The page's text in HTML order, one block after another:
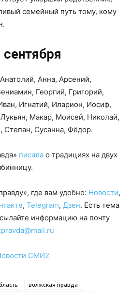
семейный путь тому, кому
Анна, Арсений,
Георгий, Григорий,
Игнатий, Иларион, Иосиф,
Макар, Моисей, Николай,
Степан, Сусанна, Фёдор.
писала о традициях на двух
где вам удобно: Новости,
, Telegram, Дзен. Есть тема
информацию на почту
СМИ2
волжская правда